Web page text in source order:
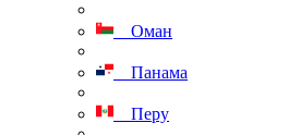
Оман
Панама
Перу